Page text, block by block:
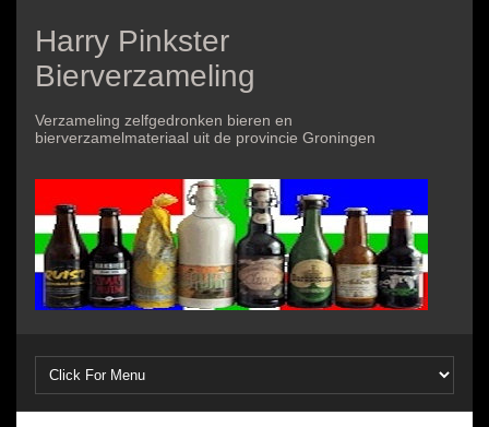
Harry Pinkster
Bierverzameling
Verzameling zelfgedronken bieren en
bierverzamelmateriaal uit de provincie Groningen